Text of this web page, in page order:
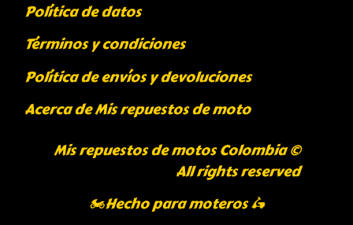
Política de datos
Términos y condiciones
Política de envíos y devoluciones
Acerca de Mis repuestos de moto
Mis repuestos de motos Colombia ©
All rights reserved
🏍️Hecho para moteros 🛵